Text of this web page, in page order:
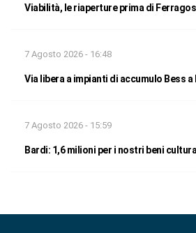
Viabilità, le riaperture prima di
7 Agosto 2026 - 16:48
Via libera a impianti di accumulo Bess
7 Agosto 2026 - 15:59
Bardi: 1,6 milioni per i nostri beni